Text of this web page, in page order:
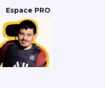
Espace PRO